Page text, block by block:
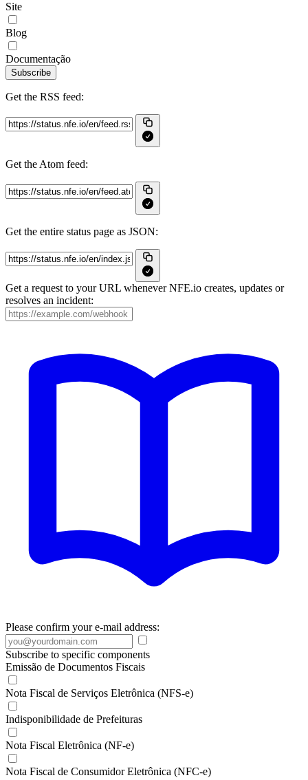
Site
Blog
Documentação
Subscribe
Get the RSS feed:
Get the Atom feed:
Get the entire status page as JSON:
Get a request to your URL whenever NFE.io creates, updates or
resolves an incident:
Please confirm your e-mail address:
Subscribe to specific components
Emissão de Documentos Fiscais
Nota Fiscal de Serviços Eletrônica (NFS-e)
Indisponibilidade de Prefeituras
Nota Fiscal Eletrônica (NF-e)
Nota Fiscal de Consumidor Eletrônica (NFC-e)